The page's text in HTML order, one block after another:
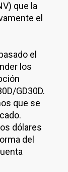
que la
el
el
los
GD30D.
que se
dólares
del